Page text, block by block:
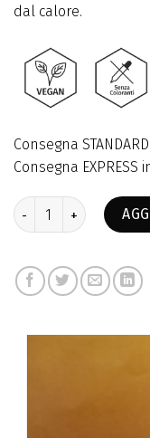
dal calore.
Consegna
Consegna EXPRESS
Idrolato di Timo